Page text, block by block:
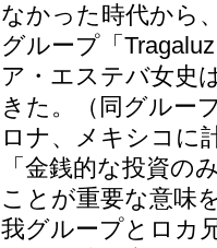
なかった時代から
グループ「
ア・エステバ女史
きた。（同グルー
ロナ、メキシコ
「金銭的な投資の
ことが重要な意味
我グループとロカ